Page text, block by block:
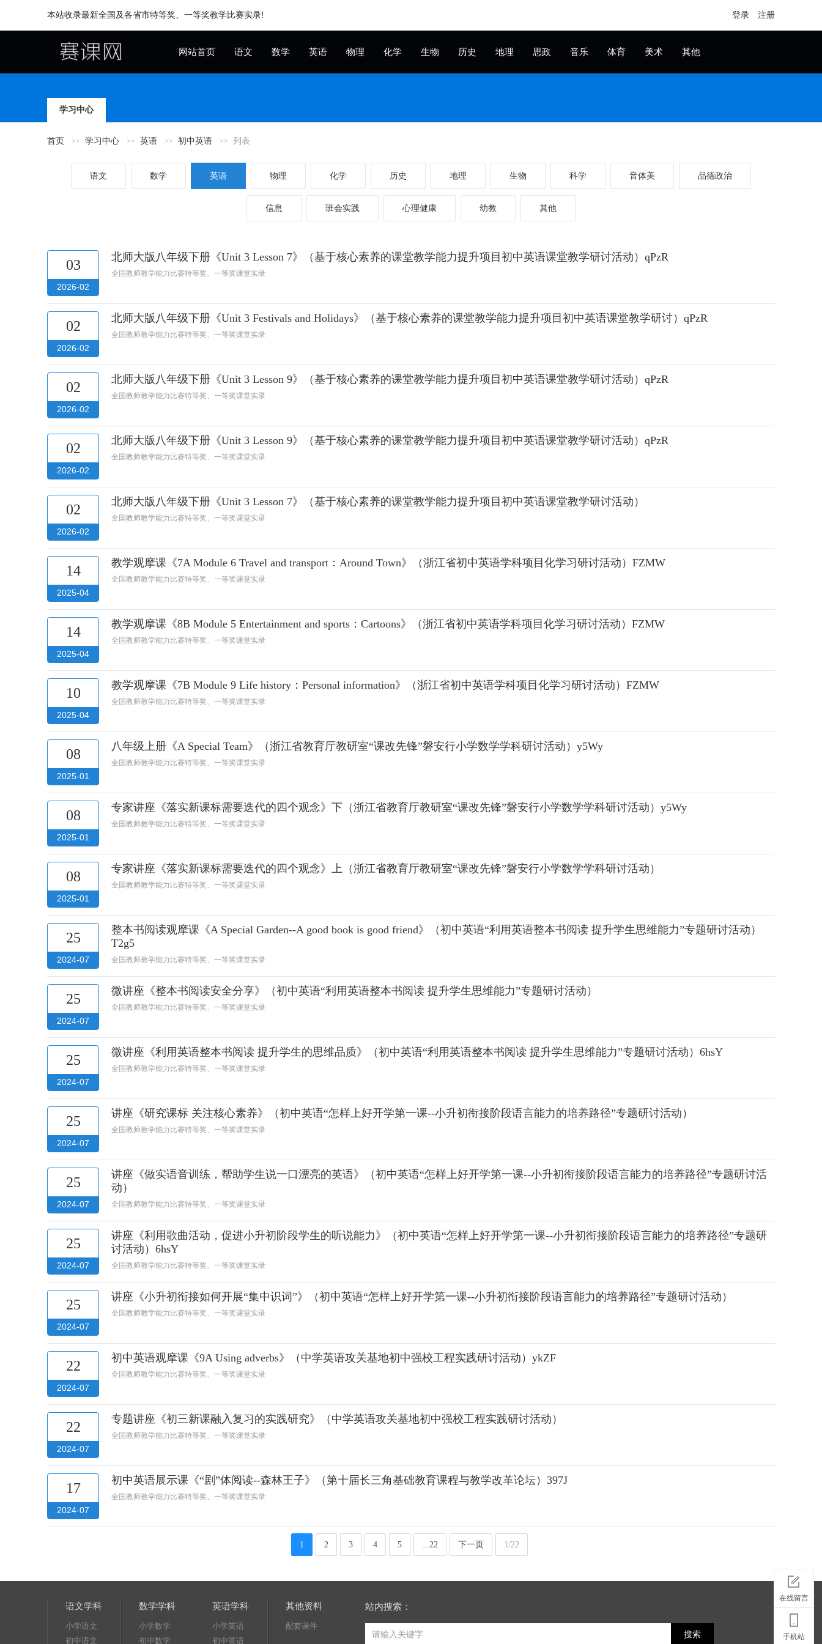
本站收录最新全国及各省市特等奖、一等奖教学比赛实录! 登录 注册
网站首页 语文 数学 英语 物理 化学 生物 历史 地理 思政 音乐 体育 美术 其他
学习中心
首页 学习中心 英语 初中英语 列表
语文 数学 英语 物理 化学 历史 地理 生物 科学 音体美 品德政治
信息 班会实践 心理健康 幼教 其他
03
2026-02
北师大版八年级下册《Unit 3 Lesson 7》（基于核心素养的课堂教学能力提升项目初中英语课堂教学研讨活动）qPzR
全国教师教学能力比赛特等奖、一等奖课堂实录
02
2026-02
北师大版八年级下册《Unit 3 Festivals and Holidays》（基于核心素养的课堂教学能力提升项目初中英语课堂教学研讨）qPzR
全国教师教学能力比赛特等奖、一等奖课堂实录
02
2026-02
北师大版八年级下册《Unit 3 Lesson 9》（基于核心素养的课堂教学能力提升项目初中英语课堂教学研讨活动）qPzR
全国教师教学能力比赛特等奖、一等奖课堂实录
02
2026-02
北师大版八年级下册《Unit 3 Lesson 9》（基于核心素养的课堂教学能力提升项目初中英语课堂教学研讨活动）qPzR
全国教师教学能力比赛特等奖、一等奖课堂实录
02
2026-02
北师大版八年级下册《Unit 3 Lesson 7》（基于核心素养的课堂教学能力提升项目初中英语课堂教学研讨活动）
全国教师教学能力比赛特等奖、一等奖课堂实录
14
2025-04
教学观摩课《7A Module 6 Travel and transport：Around Town》（浙江省初中英语学科项目化学习研讨活动）FZMW
全国教师教学能力比赛特等奖、一等奖课堂实录
14
2025-04
教学观摩课《8B Module 5 Entertainment and sports：Cartoons》（浙江省初中英语学科项目化学习研讨活动）FZMW
全国教师教学能力比赛特等奖、一等奖课堂实录
10
2025-04
教学观摩课《7B Module 9 Life history：Personal information》（浙江省初中英语学科项目化学习研讨活动）FZMW
全国教师教学能力比赛特等奖、一等奖课堂实录
08
2025-01
八年级上册《A Special Team》（浙江省教育厅教研室“课改先锋”磐安行小学数学学科研讨活动）y5Wy
全国教师教学能力比赛特等奖、一等奖课堂实录
08
2025-01
专家讲座《落实新课标需要迭代的四个观念》下（浙江省教育厅教研室“课改先锋”磐安行小学数学学科研讨活动）y5Wy
全国教师教学能力比赛特等奖、一等奖课堂实录
08
2025-01
专家讲座《落实新课标需要迭代的四个观念》上（浙江省教育厅教研室“课改先锋”磐安行小学数学学科研讨活动）
全国教师教学能力比赛特等奖、一等奖课堂实录
25
2024-07
整本书阅读观摩课《A Special Garden--A good book is good friend》（初中英语“利用英语整本书阅读 提升学生思维能力”专题研讨活动）
T2g5
全国教师教学能力比赛特等奖、一等奖课堂实录
25
2024-07
微讲座《整本书阅读安全分享》（初中英语“利用英语整本书阅读 提升学生思维能力”专题研讨活动）
全国教师教学能力比赛特等奖、一等奖课堂实录
25
2024-07
微讲座《利用英语整本书阅读 提升学生的思维品质》（初中英语“利用英语整本书阅读 提升学生思维能力”专题研讨活动）6hsY
全国教师教学能力比赛特等奖、一等奖课堂实录
25
2024-07
讲座《研究课标 关注核心素养》（初中英语“怎样上好开学第一课--小升初衔接阶段语言能力的培养路径”专题研讨活动）
全国教师教学能力比赛特等奖、一等奖课堂实录
25
2024-07
讲座《做实语音训练，帮助学生说一口漂亮的英语》（初中英语“怎样上好开学第一课--小升初衔接阶段语言能力的培养路径”专题研讨活
动）
全国教师教学能力比赛特等奖、一等奖课堂实录
25
2024-07
讲座《利用歌曲活动，促进小升初阶段学生的听说能力》（初中英语“怎样上好开学第一课--小升初衔接阶段语言能力的培养路径”专题研
讨活动）6hsY
全国教师教学能力比赛特等奖、一等奖课堂实录
25
2024-07
讲座《小升初衔接如何开展“集中识词”》（初中英语“怎样上好开学第一课--小升初衔接阶段语言能力的培养路径”专题研讨活动）
全国教师教学能力比赛特等奖、一等奖课堂实录
22
2024-07
初中英语观摩课《9A Using adverbs》（中学英语攻关基地初中强校工程实践研讨活动）ykZF
全国教师教学能力比赛特等奖、一等奖课堂实录
22
2024-07
专题讲座《初三新课融入复习的实践研究》（中学英语攻关基地初中强校工程实践研讨活动）
全国教师教学能力比赛特等奖、一等奖课堂实录
17
2024-07
初中英语展示课《“剧”体阅读--森林王子》（第十届长三角基础教育课程与教学改革论坛）397J
全国教师教学能力比赛特等奖、一等奖课堂实录
1 2 3 4 5 ...22 下一页 1/22
语文学科
小学语文
初中语文
数学学科
小学数学
初中数学
英语学科
小学英语
初中英语
其他资料
配套课件
站内搜索：
搜索
在线留言
手机站